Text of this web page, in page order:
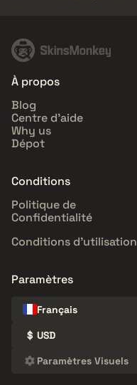
À propos
Blog
Centre d'aide
Why us
Dépot
Conditions
Politique de
Confidentialité
Conditions d'utilisation
Paramètres
Français
$ USD
Paramètres Visuels